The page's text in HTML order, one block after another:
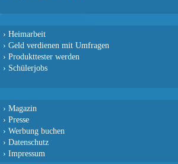
› Heimarbeit
› Geld verdienen mit Umfragen
› Produkttester werden
› Schülerjobs
› Magazin
› Presse
› Werbung buchen
› Datenschutz
› Impressum